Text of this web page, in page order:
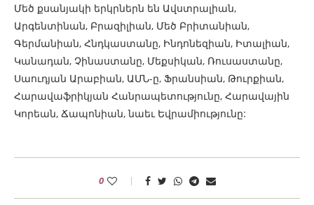
Մեծ քսանյակի երկրներն են Ավստրալիան,
Արգենտինան, Բրազիլիան, Մեծ Բրիտանիան,
Գերմանիան, Հնդկաստանը, Ինդոնեզիան, Իտալիան,
Կանադան, Չինաստանը, Մեքսիկան, Ռուսաստանը,
Սաուդյան Արաբիան, ԱՄՆ-ը, Ֆրանսիան, Թուրքիան,
Հարավաֆրիկյան Հանրապետությունը, Հարավային
Կորեան, Ճապոնիան, նաեւ Եվրամիությունը:
0